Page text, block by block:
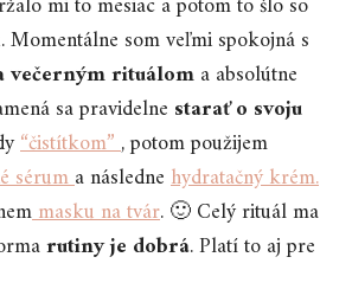
Momentálne som veľmi spokojná s
večerným rituáloma absolútne
sa pravidelne starať o svoju
“čistítkom”, potom použijem
séruma následnehydratačný krém.
masku na tvár. 🙂 Celý rituál ma
rutiny je dobrá. Platí to aj pre